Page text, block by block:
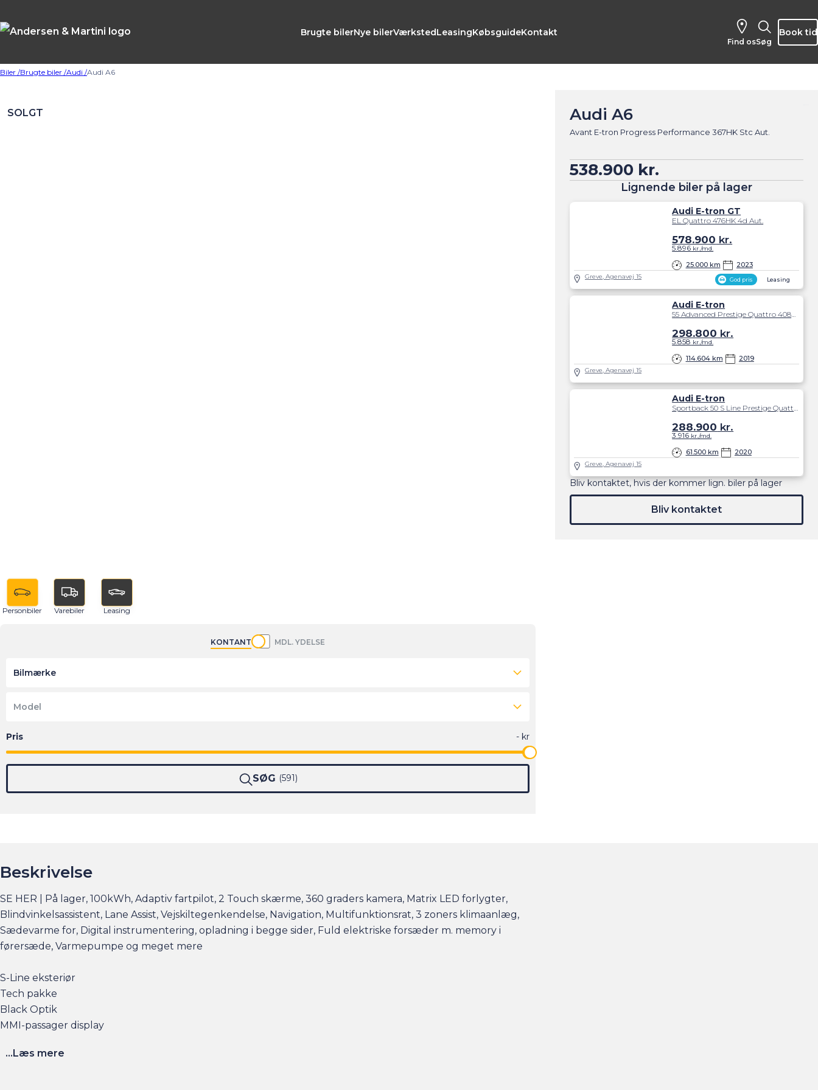
Brugte bilerNye bilerVærkstedLeasingKøbsguideKontakt
Find os Søg
Book tid
Biler /Brugte biler /Audi /Audi A6
SOLGT Audi A6
Avant E-tron Progress Performance 367HK Stc Aut.
538.900 kr.
Lignende biler på lager
God pris Leasing
Audi E-tron GT
EL Quattro 476HK 4d Aut.
25.000 km 2023
578.900 kr.
5.896 kr./md.
Greve, Agenavej 15
Audi E-tron
114.604 km 2019
298.800 kr.
5.858 kr./md.
Greve, Agenavej 15
Audi E-tron
61.500 km 2020
288.900 kr.
3.916 kr./md.
Greve, Agenavej 15
Bliv kontaktet, hvis der kommer lign. biler på lager
Bliv kontaktet
Personbiler Varebiler Leasing
KONTANT MDL. YDELSE
Bilmærke
Model
SØG 591
Beskrivelse
SE HER | På lager, 100kWh, Adaptiv fartpilot, 2 Touch skærme, 360 graders kamera, Matrix LED forlygter,
Blindvinkelsassistent, Lane Assist, Vejskiltegenkendelse, Navigation, Multifunktionsrat, 3 zoners klimaanlæg,
Sædevarme for, Digital instrumentering, opladning i begge sider, Fuld elektriske forsæder m. memory i
førersæde, Varmepumpe og meget mere
S-Line eksteriør
Tech pakke
Black Optik
MMI-passager display
Elbilsinfo:
...Læs mere